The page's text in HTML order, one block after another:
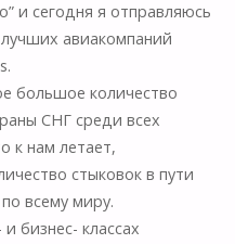
и сегодня я отправляюсь
авиакомпаний
большое количество
СНГ среди всех
к нам летает,
стыковок в пути
всему миру.
бизнес- классах